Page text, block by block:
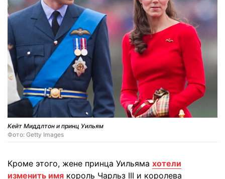
Кейт Миддлтон и принц Уильям
Фото: Getty Images
Кроме этого, жене принца Уильяма хотели
изменить имя король Чарльз III и королева